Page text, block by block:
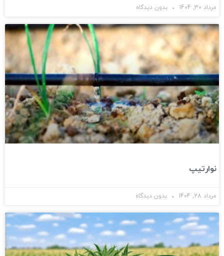
مرداد 30, 1404 بدون دیدگاه
نوارتیپ
مرداد 28, 1404 بدون دیدگاه